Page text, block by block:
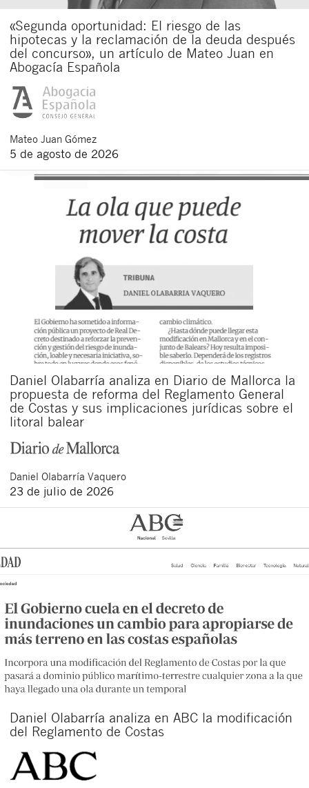
«Segunda oportunidad: El riesgo de las
hipotecas y la reclamación de la deuda después
del concurso», un artículo de Mateo Juan en
Abogacía Española
Mateo Juan Gómez
5 de agosto de 2026
Daniel Olabarría analiza en Diario de Mallorca la
propuesta de reforma del Reglamento General
de Costas y sus implicaciones jurídicas sobre el
litoral balear
Daniel Olabarría Vaquero
23 de julio de 2026
Daniel Olabarría analiza en ABC la modificación
del Reglamento de Costas